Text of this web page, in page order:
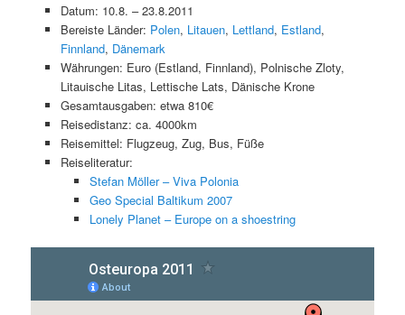
Datum: 10.8. – 23.8.2011
Bereiste Länder: Polen, Litauen, Lettland, Estland,
Finnland, Dänemark
Währungen: Euro (Estland, Finnland), Polnische Zloty,
Litauische Litas, Lettische Lats, Dänische Krone
Gesamtausgaben: etwa 810€
Reisedistanz: ca. 4000km
Reisemittel: Flugzeug, Zug, Bus, Füße
Reiseliteratur:
Stefan Möller – Viva Polonia
Geo Special Baltikum 2007
Lonely Planet – Europe on a shoestring